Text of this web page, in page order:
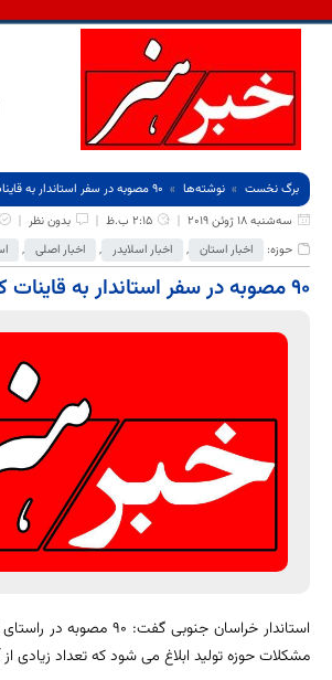
برگ نخست نوشته‌ها
۹۰ مصوبه در سفر استاندار به قاینات که در زمان تعیین شده باید اجرایی شوند مصوب شد
سه‌شنبه 18 ژوئن 2019
2:15 ب.ظ بدون نظر
حوزه:
اخبار استان , اخبار اسلایدر , اخبار اصلی ,
۹۰ مصوبه در سفر استاندار به قاینات که در زمان تعیین شده باید اجرایی شوند مصوب شد
استاندار خراسان
مشکلات حوزه تولید ابلاغ می شود که تعداد زیادی از